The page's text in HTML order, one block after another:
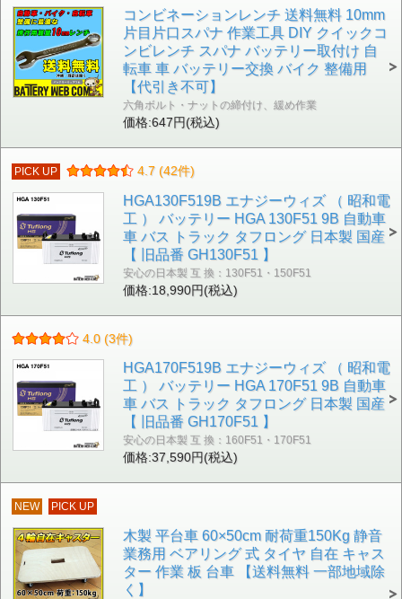
コンビネーションレンチ 送料無料 10mm
片目片口スパナ 作業工具 DIY クイックコ
ンビレンチ スパナ バッテリー取付け 自
転車 車 バッテリー交換 バイク 整備用
【代引き不可】
六角ボルト・ナットの締付け、緩め作業
価格:647円(税込)
PICK UP 4.7 (42件)
HGA130F519B エナジーウィズ （ 昭和電
工 ） バッテリー HGA 130F51 9B 自動車
車 バス トラック タフロング 日本製 国産
【 旧品番 GH130F51 】
安心の日本製 互 換：130F51・150F51
価格:18,990円(税込)
4.0 (3件)
HGA170F519B エナジーウィズ （ 昭和電
工 ） バッテリー HGA 170F51 9B 自動車
車 バス トラック タフロング 日本製 国産
【 旧品番 GH170F51 】
安心の日本製 互 換：160F51・170F51
価格:37,590円(税込)
NEW PICK UP
木製 平台車 60×50cm 耐荷重150Kg 静音
業務用 ベアリング 式 タイヤ 自在 キャス
ター 作業 板 台車 【送料無料 一部地域除
く】